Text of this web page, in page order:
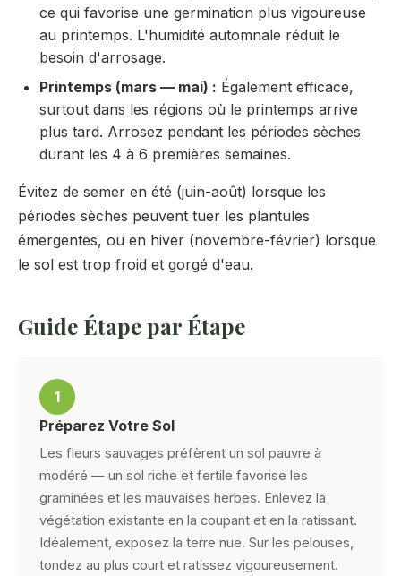
ce qui favorise une germination plus vigoureuse
au printemps. L'humidité automnale réduit le
besoin d'arrosage.
Printemps (mars — mai) : Également efficace,
surtout dans les régions où le printemps arrive
plus tard. Arrosez pendant les périodes sèches
durant les 4 à 6 premières semaines.
Évitez de semer en été (juin-août) lorsque les
périodes sèches peuvent tuer les plantules
émergentes, ou en hiver (novembre-février) lorsque
le sol est trop froid et gorgé d'eau.
Guide Étape par Étape
1
Préparez Votre Sol
Les fleurs sauvages préfèrent un sol pauvre à
modéré — un sol riche et fertile favorise les
graminées et les mauvaises herbes. Enlevez la
végétation existante en la coupant et en la ratissant.
Idéalement, exposez la terre nue. Sur les pelouses,
tondez au plus court et ratissez vigoureusement.